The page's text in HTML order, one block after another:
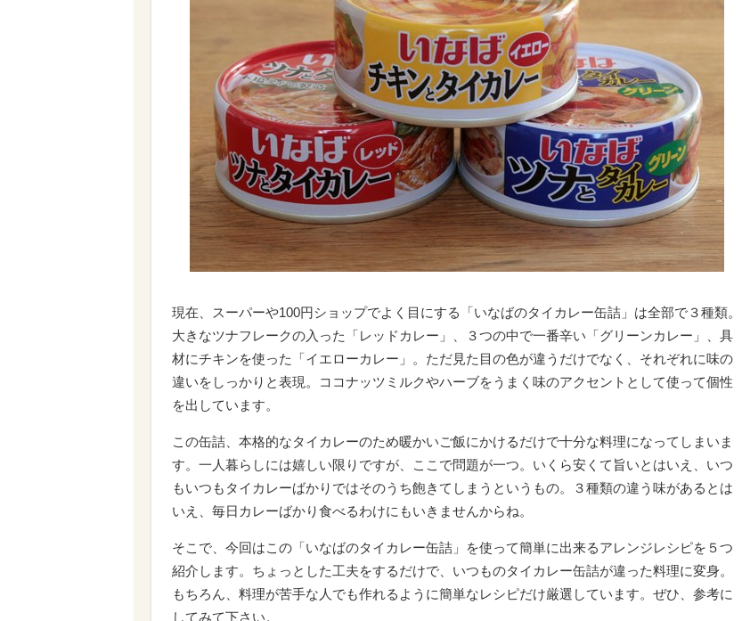
現在、スーパーや100円ショップでよく目にする「いなばのタイカレー缶詰」は全部で３種類。
大きなツナフレークの入った「レッドカレー」、３つの中で一番辛い「グリーンカレー」、具
材にチキンを使った「イエローカレー」。ただ見た目の色が違うだけでなく、それぞれに味の
違いをしっかりと表現。ココナッツミルクやハーブをうまく味のアクセントとして使って個性
を出しています。
この缶詰、本格的なタイカレーのため暖かいご飯にかけるだけで十分な料理になってしまいま
す。一人暮らしには嬉しい限りですが、ここで問題が一つ。いくら安くて旨いとはいえ、いつ
もいつもタイカレーばかりではそのうち飽きてしまうというもの。３種類の違う味があるとは
いえ、毎日カレーばかり食べるわけにもいきませんからね。
そこで、今回はこの「いなばのタイカレー缶詰」を使って簡単に出来るアレンジレシピを５つ
紹介します。ちょっとした工夫をするだけで、いつものタイカレー缶詰が違った料理に変身。
もちろん、料理が苦手な人でも作れるように簡単なレシピだけ厳選しています。ぜひ、参考に
してみて下さい。